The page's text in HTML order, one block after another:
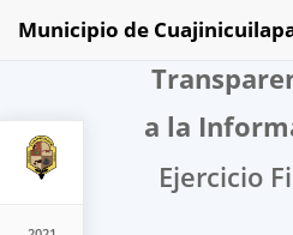
Municipio de
a la
Ejercicio